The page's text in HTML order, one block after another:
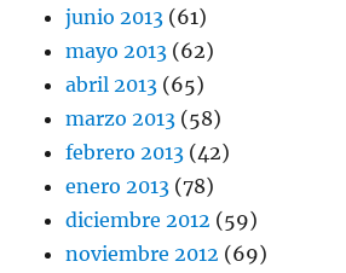
junio 2013 (61)
mayo 2013 (62)
abril 2013 (65)
marzo 2013 (58)
febrero 2013 (42)
enero 2013 (78)
diciembre 2012 (59)
noviembre 2012 (69)